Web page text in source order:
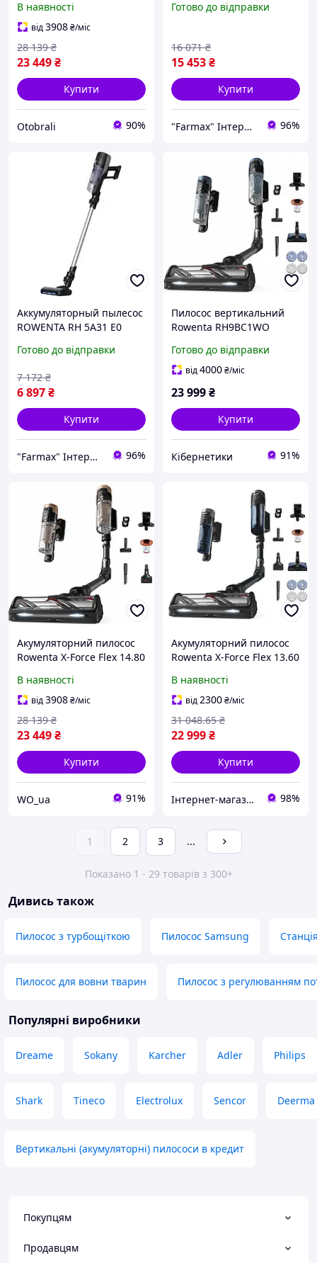
RH9B74WO. Oфіційнa
гapaнтiя! TechnoDelis
В наявності
від3908₴/міс
23 449₴
28 139 ₴
Купити
Otobrali 90%
Готово до відправки
15 453₴
16 071 ₴
Купити
"Farmax" Інтернет-магазин комп'ютерної та побутової техніки 96%
Аккумуляторный пылесос
ROWENTA RH 5A31 E0
Готово до відправки
6 897₴
7 172 ₴
Купити
"Farmax" Інтернет-магазин комп'ютерної та побутової техніки 96%
Пилосос вертикальний
Rowenta RH9BC1WO
Готово до відправки
від4000₴/міс
23 999₴
Купити
Кібернетики 91%
Акумуляторний пилосос
Rowenta X-Force Flex 14.80
В наявності
від3908₴/міс
23 449₴
28 139 ₴
Купити
WO_ua 91%
Акумуляторний пилосос
Rowenta X-Force Flex 13.60
В наявності
від2300₴/міс
22 999₴
31 048.65 ₴
Купити
Інтернет-магазин yourprice 98%
1 2 3 ...
Показано 1 - 29 товарів з 300+
Дивись також
Пилосос з турбощіткою Пилосос Samsung
Пилосос для вовни тварин Пилосос з регулюванням
Популярні виробники
Dreame Sokany Karcher Adler Philips
Shark Tineco Electrolux Sencor Deerma
Вертикальні (акумуляторні) пилососи в кредит
Покупцям
Продавцям